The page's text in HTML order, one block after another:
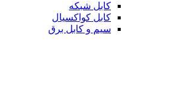
کابل شبکه
کابل کواکسیال
سیم و کابل برق